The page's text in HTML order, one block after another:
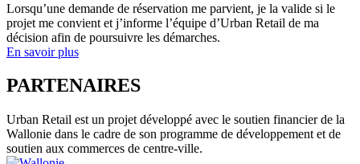
Lorsqu’une demande de réservation me parvient, je la valide si le
projet me convient et j’informe l’équipe d’Urban Retail de ma
décision afin de poursuivre les démarches.
En savoir plus
PARTENAIRES
Urban Retail est un projet développé avec le soutien financier de la
Wallonie dans le cadre de son programme de développement et de
soutien aux commerces de centre-ville.